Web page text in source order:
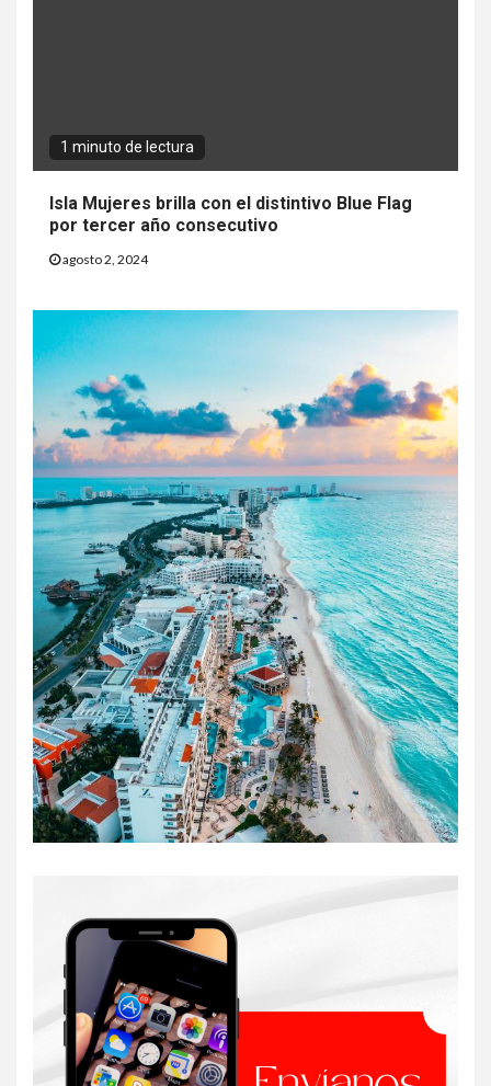
1 minuto de lectura
Isla Mujeres brilla con el distintivo Blue Flag
por tercer año consecutivo
agosto 2, 2024